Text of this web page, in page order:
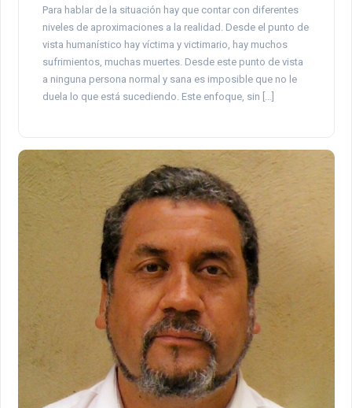
Para hablar de la situación hay que contar con diferentes
niveles de aproximaciones a la realidad. Desde el punto de
vista humanístico hay víctima y victimario, hay muchos
sufrimientos, muchas muertes. Desde este punto de vista
a ninguna persona normal y sana es imposible que no le
duela lo que está sucediendo. Este enfoque, sin […]